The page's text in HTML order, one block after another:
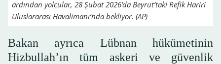
ardından yolcular, 28 Şubat 2026’da Beyrut’taki Refik Hariri
Uluslararası Havalimanı’nda bekliyor. (AP)
Bakan ayrıca Lübnan hükümetinin
Hizbullah’ın tüm askeri ve güvenlik